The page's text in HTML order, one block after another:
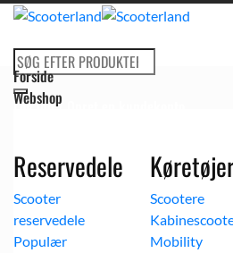
Søg
efter:
Log ind / Opret en kundekonto
Forside
Webshop
Reservedele
Scooter
reservedele
Scootere
Mobility